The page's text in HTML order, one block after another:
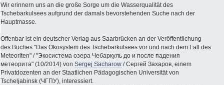
Wir erinnern uns an die große Sorge um die Wasserqualität des
Tschebarkulsees aufgrund der damals bevorstehenden Suche nach der
Hauptmasse.
Offenbar ist ein deutscher Verlag aus Saarbrücken an der Veröffentlichung
des Buches "Das Ökosystem des Tschebarkulsees vor und nach dem Fall des
Meteoriten" / "Экосистема озера Чебаркуль до и после падения
метеорита" (10/2014) von Sergej Sacharow / Сергей Захаров, einem
Privatdozenten an der Staatlichen Pädagogischen Universität von
Tscheljabinsk (ЧГПУ), interessiert.